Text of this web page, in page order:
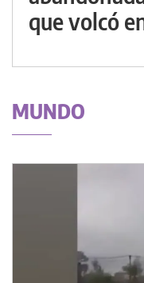
que volcó
MUNDO